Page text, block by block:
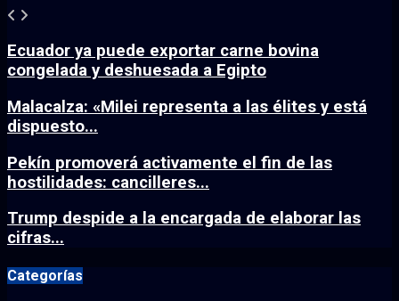
Ecuador ya puede exportar carne bovina
congelada y deshuesada a Egipto
Malacalza: «Milei representa a las élites y está
dispuesto...
Pekín promoverá activamente el fin de las
hostilidades: cancilleres...
Trump despide a la encargada de elaborar las
cifras...
Categorías